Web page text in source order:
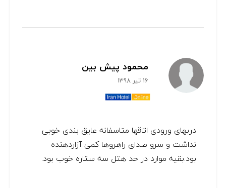
محمود پیش بین
16 تیر 1398
دربهای ورودی اتاقها متاسفانه عایق بندی خوبی
نداشت و سرو صدای راهروها کمی آزاردهنده
بود.بقیه موارد در حد هتل سه ستاره خوب بود.